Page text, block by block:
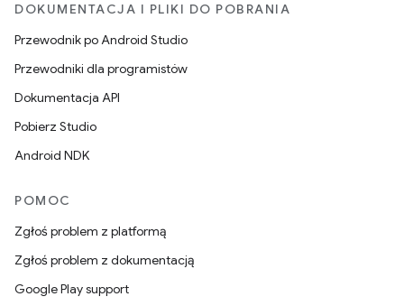
DOKUMENTACJA I PLIKI DO POBRANIA
Przewodnik po Android Studio
Przewodniki dla programistów
Dokumentacja API
Pobierz Studio
Android NDK
POMOC
Zgłoś problem z platformą
Zgłoś problem z dokumentacją
Google Play support